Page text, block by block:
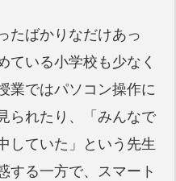
たばかりなだけあっ
ている小学校も少なく
業ではパソコン操作に
られたり、「みんなで
していた」という先生
する一方で、スマート